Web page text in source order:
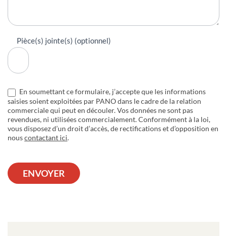
Pièce(s) jointe(s) (optionnel)
En soumettant ce formulaire, j’accepte que les informations
saisies soient exploitées par PANO dans le cadre de la relation
commerciale qui peut en découler. Vos données ne sont pas
revendues, ni utilisées commercialement. Conformément à la loi,
vous disposez d’un droit d’accès, de rectifications et d’opposition en
nouscontactant ici.
ENVOYER